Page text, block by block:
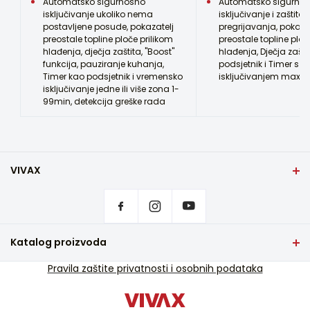
Promjer donje lijeve površine (cm)
Promjer gornje desne površine (cm)
Broj brzogrijaćih električnih površina
Širina (cm)
28,8
isključivanje ukoliko nema
postavljene posude, pokazatelj
preostale topline ploče prilikom
hlađenja, dječja zaštita, "Boost"
funkcija, pauziranje kuhanja,
Timer kao podsjetnik i vremensko
isključivanje jedne ili više zona 1-
99min, detekcija greške rada
isključivanje i zaštita
pregrijavanja,
preostale topline
hlađenja, Dječja
podsjetnik i Timer s
isključivanjem max
VIVAX
Česta pitanja
Servisna podrška u jamstvu
Katalog proizvoda
TV i audioPravila zaštite privatnosti i osobnih podataka